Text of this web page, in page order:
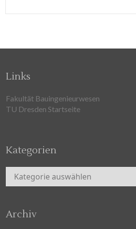
Links
Fakultät Bauingenieurwesen
TU Dresden Startseite
Kategorien
Kategorien
Archiv